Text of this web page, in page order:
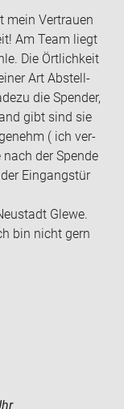
mein Ver­trau­en
Am Team liegt
Die Ört­lich­keit
Art Ab­stell­
die Spen­der,
gibt sind sie
( ich ver­
der Spen­de
Ein­gangs­tür
Glewe.
bin nicht gern